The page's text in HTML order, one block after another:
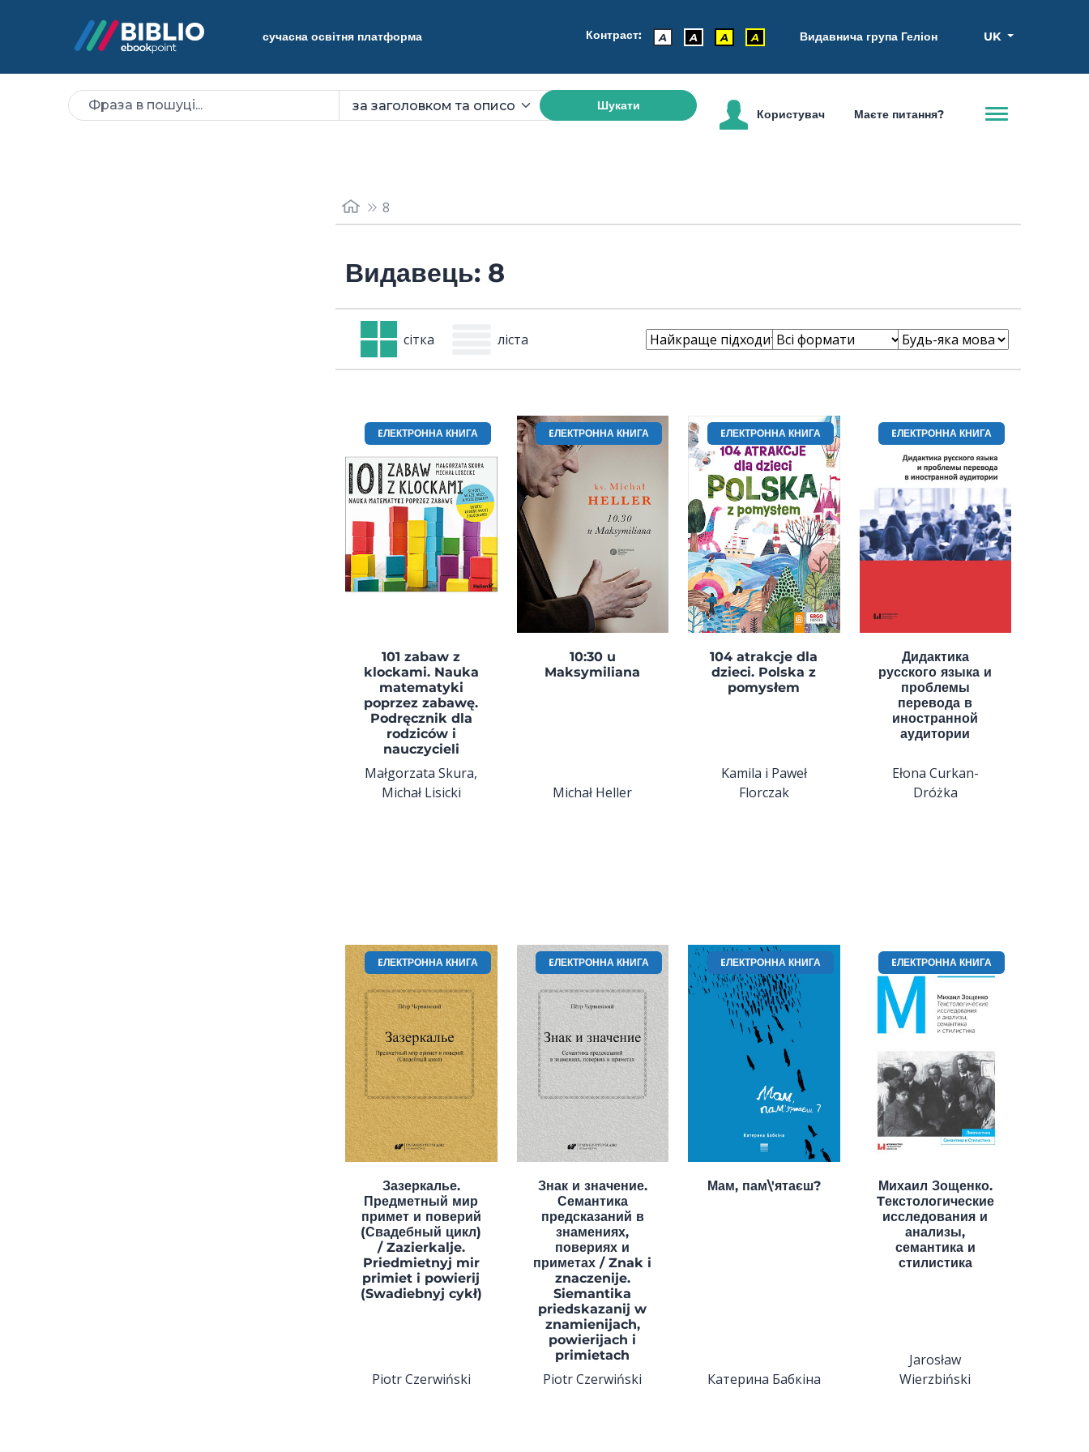
сучасна освітня платформа Контраст: A A A A Видавнича група Геліон UK
Шукати
Користувач Маєте питання?
8
Видавець: 8
сітка ліста
EЛЕКТРОННА КНИГА
101 zabaw z
klockami. Nauka
matematyki
poprzez zabawę.
Podręcznik dla
rodziców i
nauczycieli
Małgorzata Skura,
Michał Lisicki
EЛЕКТРОННА КНИГА
10:30 u
Maksymiliana
Michał Heller
EЛЕКТРОННА КНИГА
104 atrakcje dla
dzieci. Polska z
pomysłem
Kamila i Paweł
Florczak
EЛЕКТРОННА КНИГА
Дидактика
русского языка и
проблемы
перевода в
иностранной
аудитории
Ełona Curkan-
Dróżka
EЛЕКТРОННА КНИГА
Зазеркалье.
Предметный мир
примет и поверий
(Свадебный цикл)
/ Zazierkalje.
Priedmietnyj mir
primiet i powierij
(Swadiebnyj cykł)
Piotr Czerwiński
EЛЕКТРОННА КНИГА
Знак и значение.
Семантика
предсказаний в
знамениях,
повериях и
приметах / Znak i
znaczenije.
Siemantika
priedskazanij w
znamienijach,
powierijach i
primietach
Piotr Czerwiński
EЛЕКТРОННА КНИГА
Мам, пам\'ятаєш?
Катерина Бабкіна
EЛЕКТРОННА КНИГА
Михаил Зощенко.
Tекстологические
исследования и
анализы,
семантика и
стилистика
Jarosław
Wierzbiński